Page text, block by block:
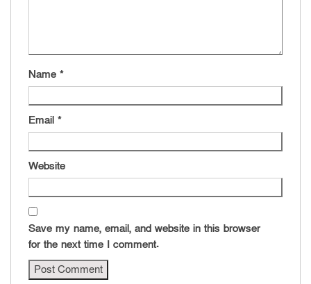
Name *
Email *
Website
Save my name, email, and website in this browser
for the next time I comment.